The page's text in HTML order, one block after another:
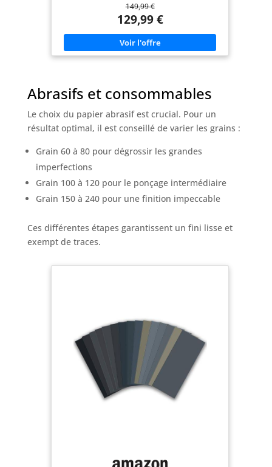
de ponçage & aspiration de poussière – Le grand
plateau de Ø 225 mm permet de travailler
rapidement sur de grandes surfaces, tandis que le
système d’aspiration intégré avec sac à poussière
maintient un environnement propre. Flexible et
pratique – Le manche télescopique réglable de 135
à 180 cm offre un travail confortable à différentes
La conception ergonomique et le faible poids de
seulement 5,2 kg garantissent un travail prolongé
visibilité parfaite et un ponçage précis. Kit complet
d’accessoires – Contient la ponceuse, un sac à
poussière, un tuyau d’aspiration flexible, une
5x100 / 5x120 / 5x150 / 5x180 / 5x240) pour une
149,99 €
129,99 €
Abrasifs et consommables
Le choix du papier abrasif est crucial. Pour un
résultat optimal, il est conseillé de varier les grains :
Grain 60 à 80 pour dégrossir les grandes
imperfections
Grain 100 à 120 pour le ponçage intermédiaire
Grain 150 à 240 pour une finition impeccable
Ces différentes étapes garantissent un fini lisse et
exempt de traces.